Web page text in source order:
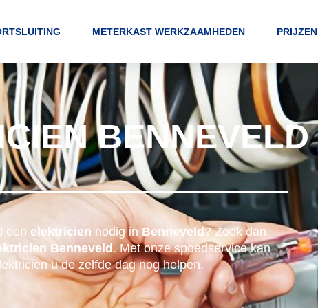
METERKAST WERKZAAMHEDEN PRIJZEN
BENNEVELD
een elektricien nodig in Benneveld? Zoek dan
Benneveld. Met onze spoedservice kan
u de zelfde dag nog helpen.